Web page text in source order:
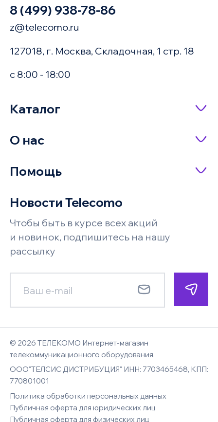
8 (499) 938-78-86
z@telecomo.ru
127018, г. Москва, Складочная, 1 стр. 18
с 8:00 - 18:00
Каталог
IP-телефония
Серверное оборудование и системы
хранения
Системы безопасности и
видеонаблюдения
О нас
Акции
Бренды
Faq
Новости
Контакты
Помощь
Поставщикам
Гарантия
Новости Telecomo
Чтобы быть в курсе всех акций
и новинок, подпишитесь на нашу
рассылку
© 2026 ТЕЛЕКОМО Интернет-магазин
телекоммуникационного оборудования.
ООО"ТЕЛСИС ДИСТРИБУЦИЯ" ИНН: 7703465468, КПП:
770801001
Политика обработки персональных данных
Публичная оферта для юридических лиц
Публичная оферта для физических лиц
Вход
E-mail
Восстановление
пароля
Имя
Комментарий к заказу
Под заказ
по наличию, цене и срокам доставки
Телефон
Запросить цену
по цене и срокам доставки
Телефон